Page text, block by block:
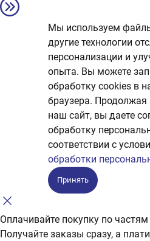
Мы используем
другие технологии
персонализации и
опыта. Вы можете
обработку сookies в
браузера. Продолжая
наш сайт, вы даете
обработку
соответствии с
обработки
Принять
Оплачивайте покупку по частям
Получайте заказы сразу, а